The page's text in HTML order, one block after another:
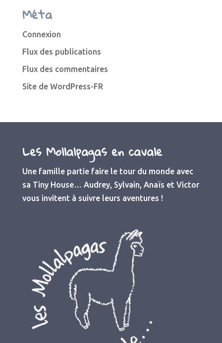
Méta
Connexion
Flux des publications
Flux des commentaires
Site de WordPress-FR
Les Mollalpagas en cavale
Une famille partie faire le tour du monde avec
sa Tiny House… Audrey, Sylvain, Anaïs et Victor
vous invitent à suivre leurs aventures !